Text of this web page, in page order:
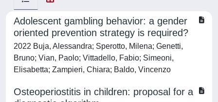
Adolescent gambling behavior: a gender
oriented prevention strategy is required?
2022 Buja, Alessandra; Sperotto, Milena; Genetti,
Bruno; Vian, Paolo; Vittadello, Fabio; Simeoni,
Elisabetta; Zampieri, Chiara; Baldo, Vincenzo
Osteoperiostitis in children: proposal for a